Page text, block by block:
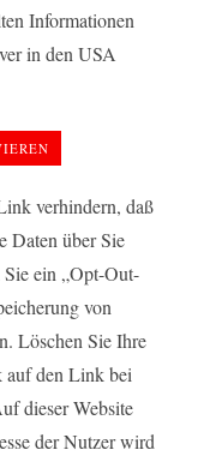
Informationen
in den USA
verhindern, daß
Daten über Sie
ein „Opt-Out-
von
Löschen Sie Ihre
auf den Link bei
dieser Website
der Nutzer wird